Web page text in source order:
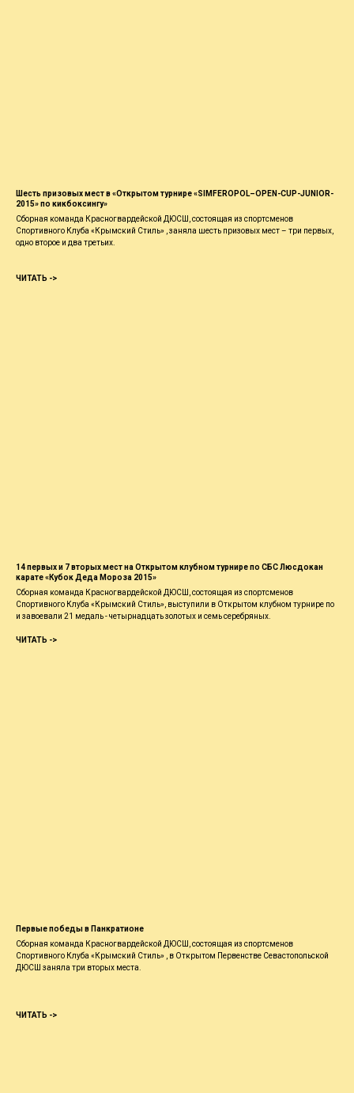
Шесть призовых мест в «Открытом турнире «SIMFEROPOL–OPEN-CUP-JUNIOR-
2015» по кикбоксингу»
Сборная команда Красногвардейской ДЮСШ, состоящая из спортсменов
Спортивного Клуба «Крымский Стиль» , заняла шесть призовых мест – три первых,
одно второе и два третьих.
ЧИТАТЬ ->
14 первых и 7 вторых мест на Открытом клубном турнире по СБС Люсдокан
карате «Кубок Деда Мороза 2015»
Сборная команда Красногвардейской ДЮСШ, состоящая из спортсменов
Спортивного Клуба «Крымский Стиль», выступили в Открытом клубном турнире по
и завоевали 21 медаль - четырнадцать золотых и семь серебряных.
ЧИТАТЬ ->
Первые победы в Панкратионе
Сборная команда Красногвардейской ДЮСШ, состоящая из спортсменов
Спортивного Клуба «Крымский Стиль» , в Открытом Первенстве Севастопольской
ДЮСШ заняла три вторых места.
ЧИТАТЬ ->